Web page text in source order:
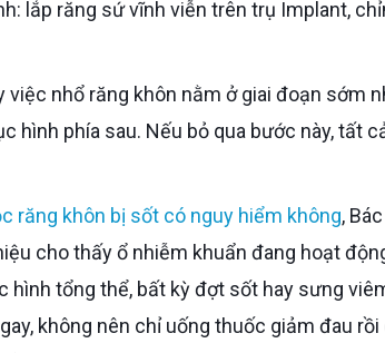
hình phía sau. Nếu bỏ qua bước này, tất
răng khôn bị sốt có nguy hiểm không,
cho thấy ổ nhiễm khuẩn đang hoạt
hình tổng thể, bất kỳ đợt sốt hay sưng
không nên chỉ uống thuốc giảm đau